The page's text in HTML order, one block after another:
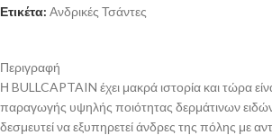
Ετικέτα: Ανδρικές Τσάντες
Περιγραφή
Η BULLCAPTAIN έχει μακρά ιστορία και τώρα
παραγωγής υψηλής ποιότητας δερμάτινων
δεσμευτεί να εξυπηρετεί άνδρες της πόλης με